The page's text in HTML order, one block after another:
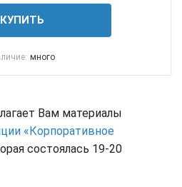
КУПИТЬ
много
Вам материалы
«Корпоративное
состоялась 19-20